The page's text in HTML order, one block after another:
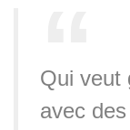
Qui veut
avec